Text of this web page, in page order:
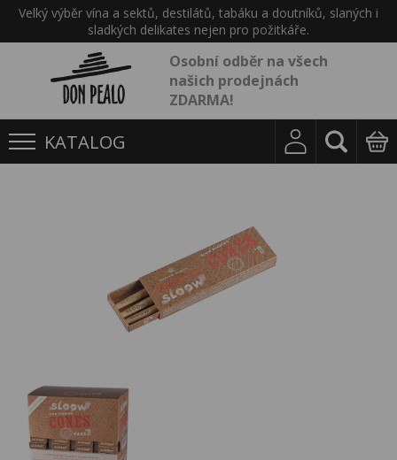
Velký výběr vína a sektů, destilátů, tabáku a doutníků, slaných i
sladkých delikates nejen pro požitkáře.
Osobní odběr na všech
našich prodejnách
ZDARMA!
KATALOG